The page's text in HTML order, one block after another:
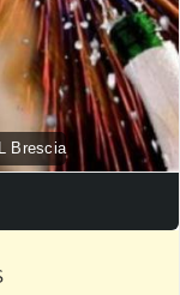
Brescia